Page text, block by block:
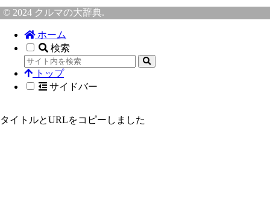
© 2024 クルマの大辞典.
ホーム
検索
トップ
サイドバー
タイトルとURLをコピーしました